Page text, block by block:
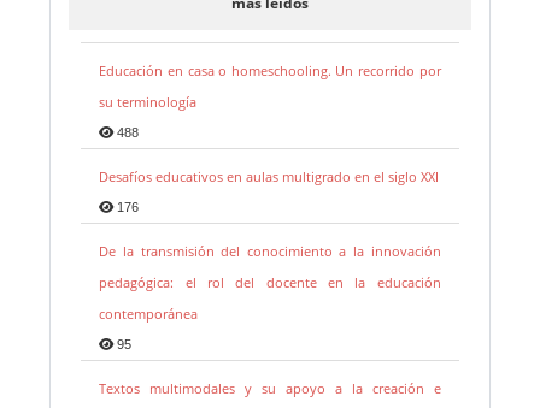
Educación en casa o homeschooling. Un recorrido por
su terminología
488
Desafíos educativos en aulas multigrado en el siglo XXI
176
De la transmisión del conocimiento a la innovación
pedagógica: el rol del docente en la educación
contemporánea
95
Textos multimodales y su apoyo a la creación e